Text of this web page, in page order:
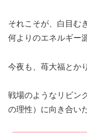
それこそが、白目む
何よりのエネルギー
今夜も、苺大福とか
戦場のようなリビン
の理性）に向き合い